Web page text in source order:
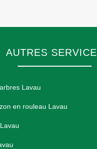
AUTRES
Lavau
en rouleau Lavau